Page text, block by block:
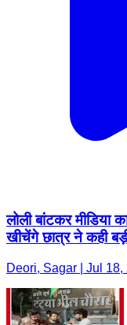
लोली बांटकर मीडिया
खीचेंगे छात्र ने कही
Deori, Sagar | Jul 18,